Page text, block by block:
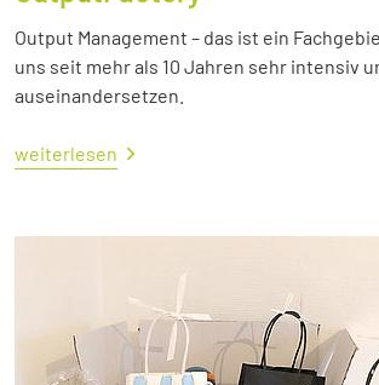
Output Management – das ist ein
uns seit mehr als 10 Jahren sehr intensiv
auseinandersetzen.
weiterlesen